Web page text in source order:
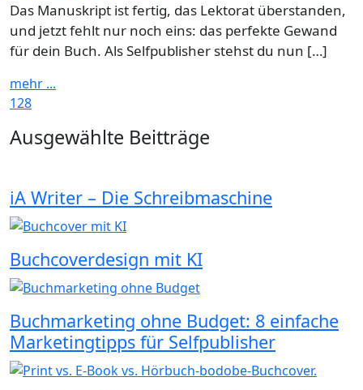
Das Manuskript ist fertig, das Lektorat überstanden,
und jetzt fehlt nur noch eins: das perfekte Gewand
für dein Buch. Als Selfpublisher stehst du nun […]
mehr ...
128
Widgets
Ausgewählte Beitträge
iA Writer – Die Schreibmaschine
Buchcoverdesign mit KI
Buchmarketing ohne Budget: 8 einfache
Marketingtipps für Selfpublisher